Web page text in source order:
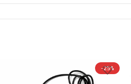
-25%